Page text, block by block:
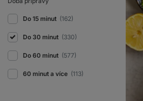
Do 15 minut (162)
Do 30 minut (330)
Do 60 minut (577)
60 minut a více (113)
cheese